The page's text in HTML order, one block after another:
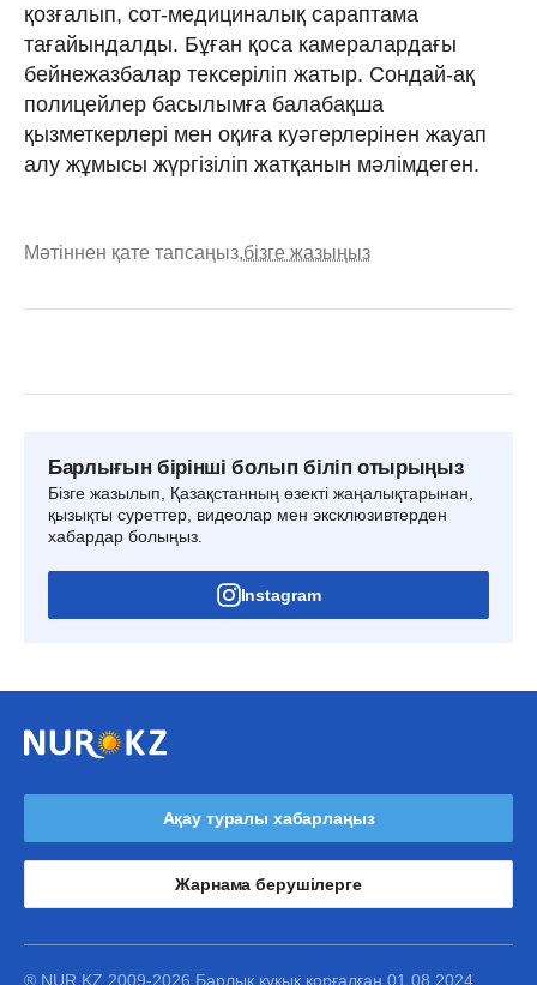
қозғалып, сот-медициналық сараптама
тағайындалды. Бұған қоса камералардағы
бейнежазбалар тексеріліп жатыр. Сондай-ақ
полицейлер басылымға балабақша
қызметкерлері мен оқиға куәгерлерінен жауап
алу жұмысы жүргізіліп жатқанын мәлімдеген.
Мәтіннен қате тапсаңыз,бізге жазыңыз
Барлығын бірінші болып біліп отырыңыз
Бізге жазылып, Қазақстанның өзекті жаңалықтарынан,
қызықты суреттер, видеолар мен эксклюзивтерден
хабардар болыңыз.
Instagram
Ақау туралы хабарлаңыз
Жарнама берушілерге
® NUR.KZ 2009-2026 Барлық құқық қорғалған 01.08.2024